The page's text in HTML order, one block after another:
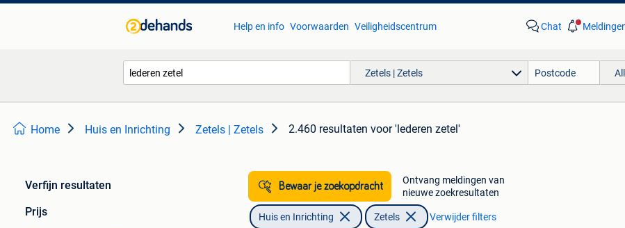
Help en info Voorwaarden Veiligheidscentrum Chat
Zetels | Zetels
Home Huis en Inrichting Zetels | Zetels 2.460 resultaten voor 'lederen zetel'
Verfijn resultaten
Prijs
Bewaar je zoekopdracht
Ontvang meldingen van
nieuwe zoekresultaten
Huis en Inrichting Zetels Verwijder filters